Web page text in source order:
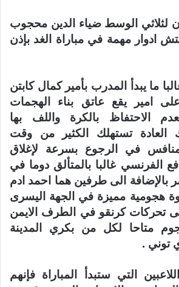
لثلاثي الوسط ضياء الدين محجوب
ادوار مهمة في مباراة الغد بإذن
ما يبدأ المدرب بأمير كمال كابتن
امير يقع عاتق بناء الهجمات
الاحتفاظ بالكرة واللف بها
العادة تستهلك الكثير من وقت
في الرجوع بسرعة لإغلاق
الفرنسي غالبا بالمتألق دوما في
بالإضافة الى طرفين هما احمد ادم
هجومية مميزة في الجهة اليسرى
تحركات كرنقو في الطرف الايمن
متاحا لكل من بكري المدينة
توني .
التي ستبدأ المباراة فإنهم